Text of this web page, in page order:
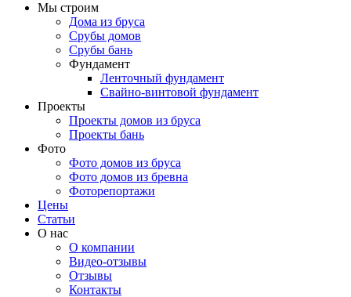
Мы строим
Дома из бруса
Срубы домов
Срубы бань
Фундамент
Ленточный фундамент
Свайно-винтовой фундамент
Проекты
Проекты домов из бруса
Проекты бань
Фото
Фото домов из бруса
Фото домов из бревна
Фоторепортажи
Цены
Статьи
О нас
О компании
Видео-отзывы
Отзывы
Контакты